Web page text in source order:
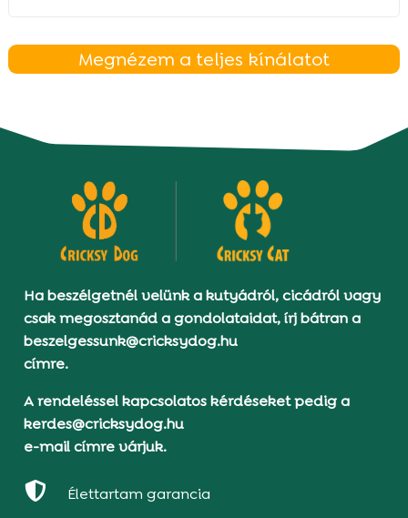
Megnézem a teljes kínálatot
Ha beszélgetnél velünk a kutyádról, cicádról vagy
csak megosztanád a gondolataidat, írj bátran a
beszelgessunk@cricksydog.hu
címre.
A rendeléssel kapcsolatos kérdéseket pedig a
kerdes@cricksydog.hu
e-mail címre várjuk.
 Élettartam garancia